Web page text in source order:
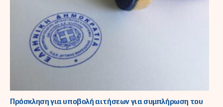
Πρόσκληση για υποβολή αιτήσεων για συμπλήρωση του